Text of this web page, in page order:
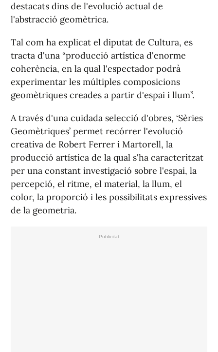
destacats dins de l'evolució actual de
l'abstracció geomètrica.
Tal com ha explicat el diputat de Cultura, es
tracta d'una “producció artística d'enorme
coherència, en la qual l'espectador podrà
experimentar les múltiples composicions
geomètriques creades a partir d'espai i llum”.
A través d'una cuidada selecció d'obres, ‘Sèries
Geomètriques’ permet recórrer l'evolució
creativa de Robert Ferrer i Martorell, la
producció artística de la qual s'ha caracteritzat
per una constant investigació sobre l'espai, la
percepció, el ritme, el material, la llum, el
color, la proporció i les possibilitats expressives
de la geometria.